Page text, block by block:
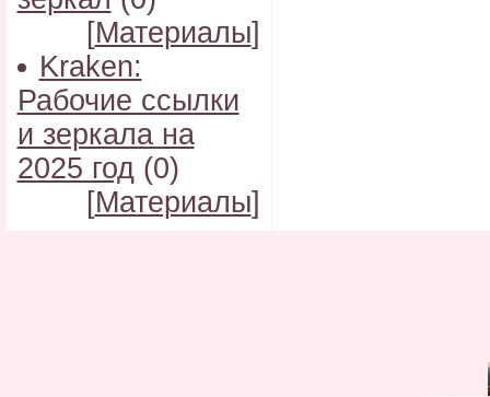
[Материалы]
Kraken:
Рабочие ссылки
и зеркала на
2025 год (0)
[Материалы]